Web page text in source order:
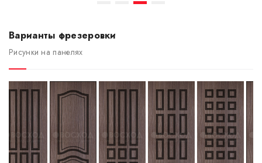
Варианты фрезеровки
Рисунки на панелях